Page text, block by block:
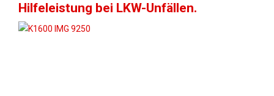
Hilfeleistung bei LKW-Unfällen.